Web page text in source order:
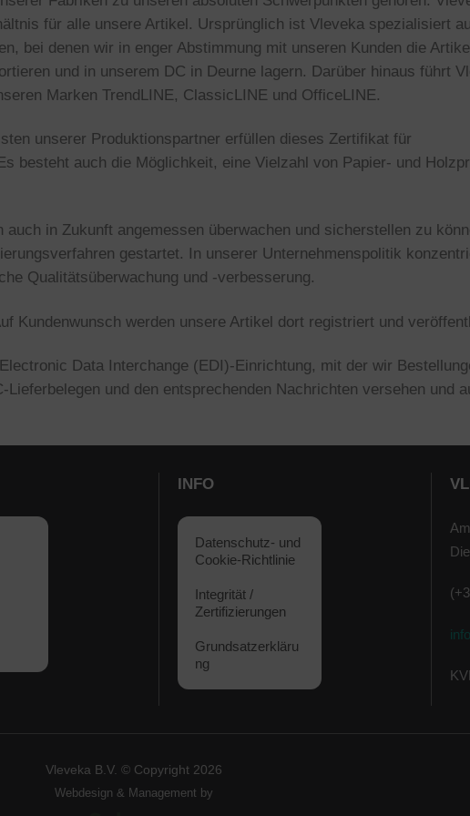
für alle unsere Artikel. Ursprünglich ist Vleveka spezialisiert
bei denen wir in enger Abstimmung mit unseren Kunden die Artikel
und in unserem DC in Deurne lagern. Darüber hinaus führt
Marken TrendLINE, ClassicLINE und OfficeLINE.
unserer Produktionspartner erfüllen dieses Zertifikat für
besteht auch die Möglichkeit, eine Vielzahl von Papier- und
in Zukunft angemessen überwachen und sicherstellen zu
gestartet. In unserer Unternehmenspolitik
Qualitätsüberwachung und -verbesserung.
Kundenwunsch werden unsere Artikel dort registriert und
Data Interchange (EDI)-Einrichtung, mit der wir
und den entsprechenden Nachrichten versehen und
INFO
Datenschutz- und
Cookie-Richtlinie
Integrität /
Zertifizierungen
Grundsatzerkläru
ng
Vleveka B.V. © Copyright 2026
Webdesign & Management by